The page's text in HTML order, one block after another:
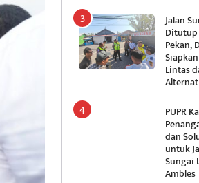
Jalan
Pekan,
Lintas
PUPR
dan
untuk
Sungai
Ambles